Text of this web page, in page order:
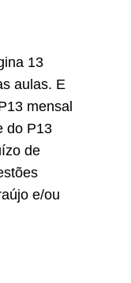
13
aulas. E
mensal
do P13
de
e/ou